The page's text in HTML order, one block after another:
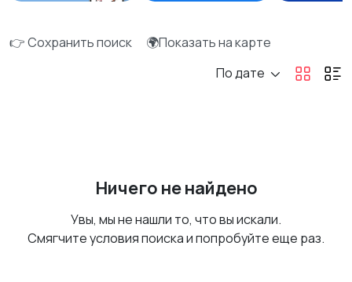
👉 Сохранить поиск
🌍Показать на карте
По дате
Ничего не найдено
Увы, мы не нашли то, что вы искали.
Смягчите условия поиска и попробуйте еще раз.